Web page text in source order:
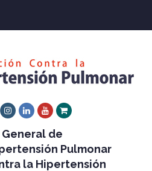
Instagram
LinkedInYoutube
Xing
de
Pulmonar
la Hipertensión